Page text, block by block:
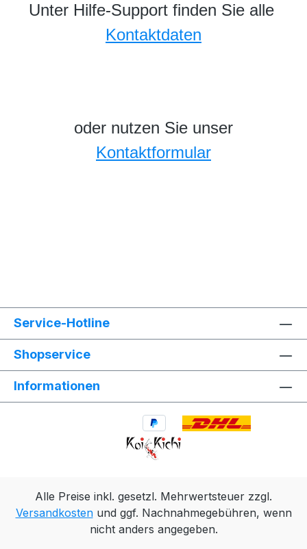
Unter Hilfe-Support finden Sie alle
Kontaktdaten
oder nutzen Sie unser
Kontaktformular
Service-Hotline
Shopservice
Informationen
Alle Preise inkl. gesetzl. Mehrwertsteuer zzgl.
Versandkostenund ggf. Nachnahmegebühren, wenn
nicht anders angegeben.